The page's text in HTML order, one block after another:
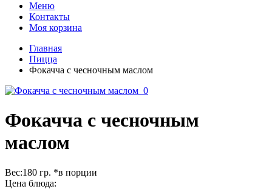
Меню
Контакты
Моя корзина
Главная
Пицца
Фокачча с чесночным маслом
Фокачча с чесночным
маслом
Вес:180 гр. *в порции
Цена блюда: